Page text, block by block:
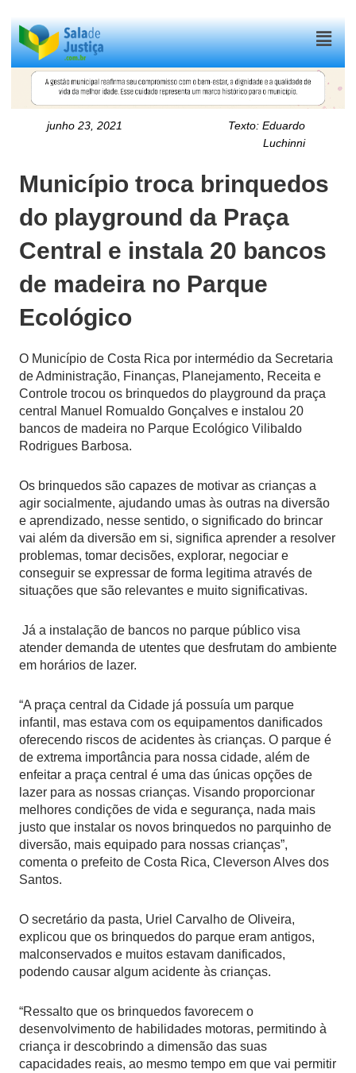
Menu
junho 23, 2021 Texto:Eduardo
Luchinni
Município troca brinquedos
do playground da Praça
Central e instala 20 bancos
de madeira no Parque
Ecológico
O Município de Costa Rica por intermédio da Secretaria
de Administração, Finanças, Planejamento, Receita e
Controle trocou os brinquedos do playground da praça
central Manuel Romualdo Gonçalves e instalou 20
bancos de madeira no Parque Ecológico Vilibaldo
Rodrigues Barbosa.
Os brinquedos são capazes de motivar as crianças a
agir socialmente, ajudando umas às outras na diversão
e aprendizado, nesse sentido, o significado do brincar
vai além da diversão em si, significa aprender a resolver
problemas, tomar decisões, explorar, negociar e
conseguir se expressar de forma legitima através de
situações que são relevantes e muito significativas.
Já a instalação de bancos no parque público visa
atender demanda de utentes que desfrutam do ambiente
em horários de lazer.
“A praça central da Cidade já possuía um parque
infantil, mas estava com os equipamentos danificados
oferecendo riscos de acidentes às crianças. O parque é
de extrema importância para nossa cidade, além de
enfeitar a praça central é uma das únicas opções de
lazer para as nossas crianças. Visando proporcionar
melhores condições de vida e segurança, nada mais
justo que instalar os novos brinquedos no parquinho de
diversão, mais equipado para nossas crianças”,
comenta o prefeito de Costa Rica, Cleverson Alves dos
Santos.
O secretário da pasta, Uriel Carvalho de Oliveira,
explicou que os brinquedos do parque eram antigos,
malconservados e muitos estavam danificados,
podendo causar algum acidente às crianças.
“Ressalto que os brinquedos favorecem o
desenvolvimento de habilidades motoras, permitindo à
criança ir descobrindo a dimensão das suas
capacidades reais, ao mesmo tempo em que vai permitir